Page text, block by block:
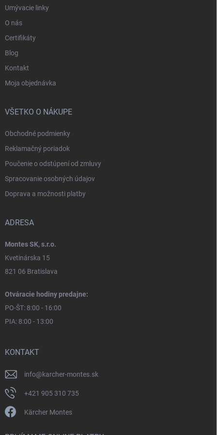
Umývacie linky
O nás
Certifikáty
Blog
Kontakt
Moja objednávka
VŠETKO O NÁKUPE
Obchodné podmienky
Reklamačný poriadok
Poučenie o odstúpení od zmluvy
Spracovanie osobných údajov
Doprava a možnosti platby
ADRESA
Montes SK, s.r.o.
Kvetinárska 15
821 06 Bratislava
Otváracie hodiny predajne:
PO-ŠT: 8:00 - 16:00
PIA: 8:00 - 13:00
KONTAKT
info@karcher-montes.sk
+421 905 310 735
Kärcher Montes